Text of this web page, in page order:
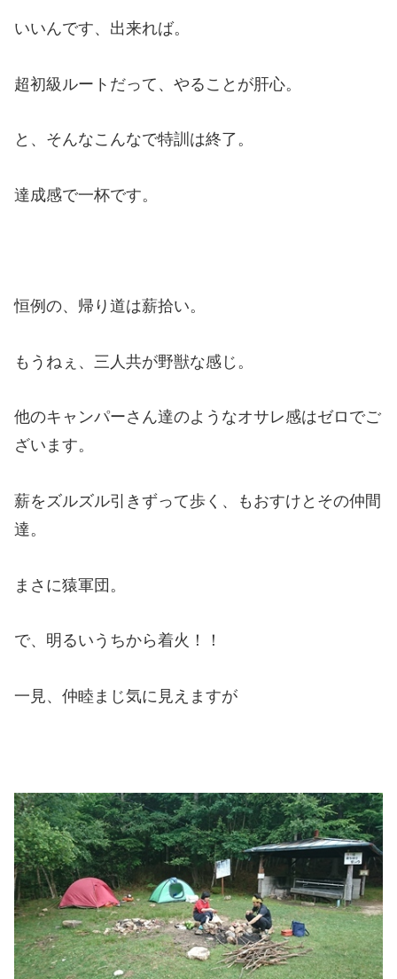
いいんです、出来れば。
超初級ルートだって、やることが肝心。
と、そんなこんなで特訓は終了。
達成感で一杯です。
恒例の、帰り道は薪拾い。
もうねぇ、三人共が野獣な感じ。
他のキャンパーさん達のようなオサレ感はゼロでご
ざいます。
薪をズルズル引きずって歩く、もおすけとその仲間
達。
まさに猿軍団。
で、明るいうちから着火！！
一見、仲睦まじ気に見えますが